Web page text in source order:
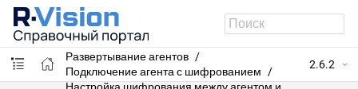
R-Vision SIEM
Развертывание системы
Развертывание агентов
Подключение агента с шифрованием
Настройка шифрования между агентом и
2.6.2